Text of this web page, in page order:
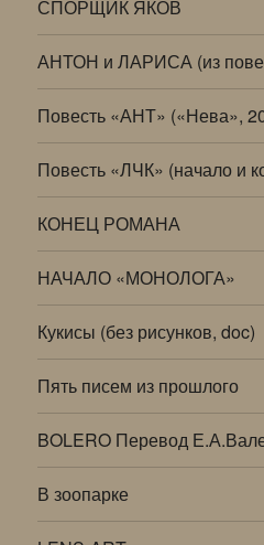
СПОРЩИК ЯКОВ
АНТОН и ЛАРИСА (из
Повесть «АНТ» («Нева»,
Повесть «ЛЧК» (начало и
КОНЕЦ РОМАНА
НАЧАЛО «МОНОЛОГА»
Кукисы (без рисунков, doc)
Пять писем из прошлого
BOLERO Перевод
В зоопарке